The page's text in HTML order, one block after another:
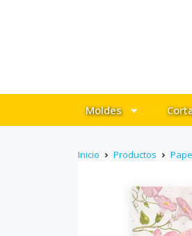
Moldes
Inicio Productos